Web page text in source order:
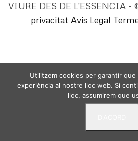
VIURE DES DE L'ESSENCIA -
privacitat Avis Legal
Utilitzem cookies per garantir que
experiència al nostre lloc web. Si
lloc, assumirem que